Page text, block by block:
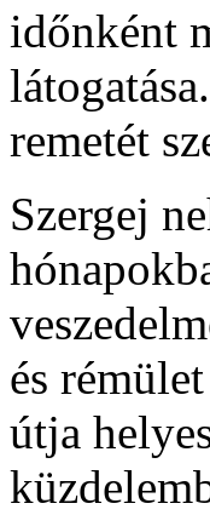
időnként
remetét
Szergej
és
útja